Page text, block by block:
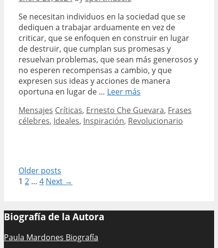
Se necesitan individuos en la sociedad que se
dediquen a trabajar arduamente en vez de
criticar, que se enfoquen en construir en lugar
de destruir, que cumplan sus promesas y
resuelvan problemas, que sean más generosos y
no esperen recompensas a cambio, y que
expresen sus ideas y acciones de manera
oportuna en lugar de … Leer más
impactantes
frases
críticas
Categories
Mensajes Tags
Críticas, Ernesto Che Guevara, Frases
célebres, Ideales, Inspiración, Revolucionario
Post
navigation
Older posts
1 2 … 4 Next →
Biografía de la Autora
Paula Mardones Biografía